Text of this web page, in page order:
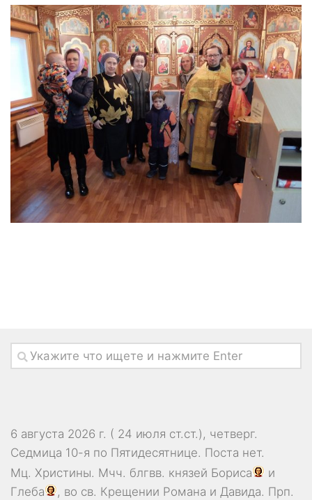
6 августа 2026 г. ( 24 июля ст.ст.), четверг.
Седмица 10-я по Пятидесятнице. Поста нет.
Мц. Христины. Мчч. блгвв. князей Бориса
и
Глеба
, во св. Крещении Романа и Давида. Прп.